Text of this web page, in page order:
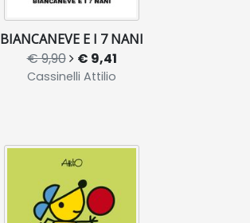
BIANCANEVE E I 7 NANI
€ 9,90 € 9,41
Cassinelli Attilio